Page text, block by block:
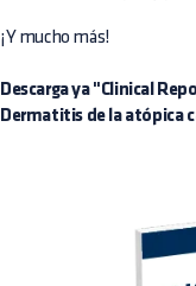
¡Y mucho más!
Descarga ya "Clinical
Dermatitis de la atópica